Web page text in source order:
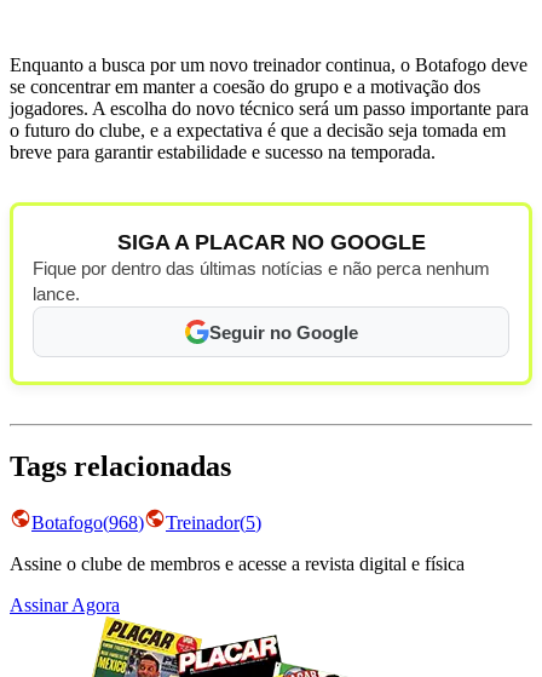
Enquanto a busca por um novo treinador continua, o Botafogo deve
se concentrar em manter a coesão do grupo e a motivação dos
jogadores. A escolha do novo técnico será um passo importante para
o futuro do clube, e a expectativa é que a decisão seja tomada em
breve para garantir estabilidade e sucesso na temporada.
SIGA A PLACAR NO GOOGLE
Fique por dentro das últimas notícias e não perca nenhum
lance.
Seguir no Google
Tags relacionadas
Botafogo(968) Treinador(5)
Assine o clube de membros e acesse a revista digital e física
Assinar Agora